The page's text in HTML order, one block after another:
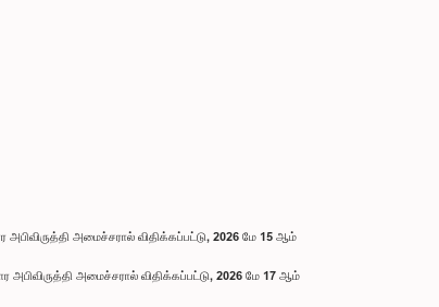
அமைச்சரால் விதிக்கப்பட்டு, 2026 மே 15 ஆம்
அமைச்சரால் விதிக்கப்பட்டு, 2026 மே 17 ஆம்